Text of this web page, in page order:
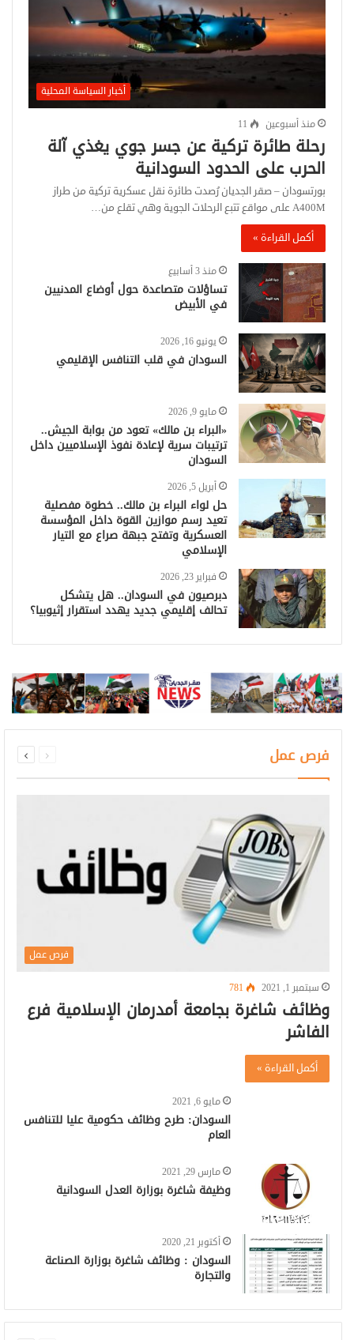
أخبار السياسة المحلية
منذ أسبوعين 11
رحلة طائرة تركية عن جسر جوي يغذي آلة
الحرب على الحدود السودانية
بورتسودان – صقر الجديان رُصدت طائرة نقل عسكرية تركية من طراز
A400M على مواقع تتبع الرحلات الجوية وهي تقلع من…
أكمل القراءة »
منذ 3 أسابيع
تساؤلات متصاعدة حول أوضاع المدنيين
في الأبيض
يونيو 16, 2026
السودان في قلب التنافس الإقليمي
مايو 9, 2026
«البراء بن مالك» تعود من بوابة الجيش..
ترتيبات سرية لإعادة نفوذ الإسلاميين داخل
السودان
أبريل 5, 2026
حل لواء البراء بن مالك.. خطوة مفصلية
تعيد رسم موازين القوة داخل المؤسسة
العسكرية وتفتح جبهة صراع مع التيار
الإسلامي
فبراير 23, 2026
دبرصيون في السودان.. هل يتشكل
تحالف إقليمي جديد يهدد استقرار إثيوبيا؟
فرص عمل الصفحةالصفحة
فرص عمل
سبتمبر 1, 2021 781
وظائف شاغرة بجامعة أمدرمان الإسلامية فرع
الفاشر
أكمل القراءة »
مايو 6, 2021
السودان: طرح وظائف حكومية عليا للتنافس
العام
مارس 29, 2021
وظيفة شاغرة بوزارة العدل السودانية
أكتوبر 21, 2020
السودان : وظائف شاغرة بوزارة الصناعة
والتجارة